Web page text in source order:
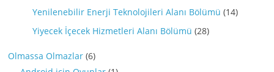
Yenilenebilir Enerji Teknolojileri Alanı Bölümü (14)
Yiyecek İçecek Hizmetleri Alanı Bölümü (28)
Olmassa Olmazlar (6)